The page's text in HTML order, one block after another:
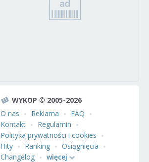
WYKOP © 2005-2026
O nas
Reklama
FAQ
Kontakt
Regulamin
Polityka prywatności i cookies
Hity
Ranking
Osiągnięcia
Changelog
więcej